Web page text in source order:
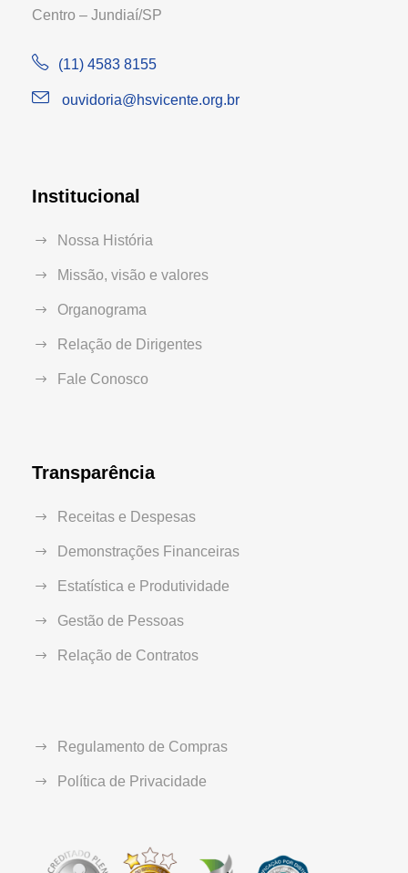
Centro – Jundiaí/SP
(11) 4583 8155
ouvidoria@hsvicente.org.br
Institucional
Nossa História
Missão, visão e valores
Organograma
Relação de Dirigentes
Fale Conosco
Transparência
Receitas e Despesas
Demonstrações Financeiras
Estatística e Produtividade
Gestão de Pessoas
Relação de Contratos
Regulamento de Compras
Política de Privacidade